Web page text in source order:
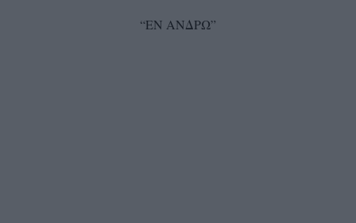
“ΕΝ ΑΝΔΡΩ”